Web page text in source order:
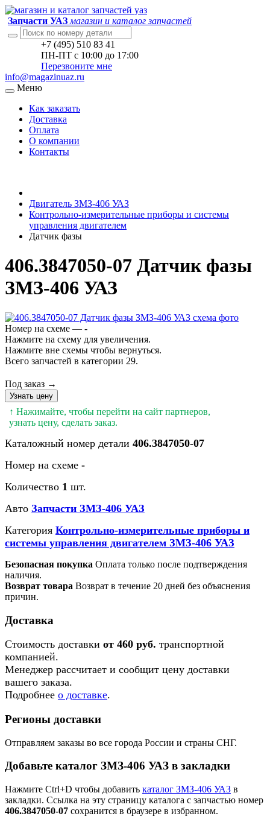
Запчасти УАЗ магазин и каталог запчастей
+7 (495) 510 83 41
ПН-ПТ с 10:00 до 17:00
Перезвоните мне
info@magazinuaz.ru
Меню
Как заказать
Доставка
Оплата
О компании
Контакты
Двигатель ЗМЗ-406 УАЗ
Контрольно-измерительные приборы и системы
управления двигателем
Датчик фазы
406.3847050-07 Датчик фазы
ЗМЗ-406 УАЗ
Номер на схеме — -
Нажмите на схему для увеличения.
Нажмите вне схемы чтобы вернуться.
Всего запчастей в категории 29.
Под заказ →
Узнать цену
↑ Нажимайте, чтобы перейти на сайт партнеров,
узнать цену, сделать заказ.
Каталожный номер детали 406.3847050-07
Номер на схеме -
Количество 1 шт.
Авто Запчасти ЗМЗ-406 УАЗ
Категория Контрольно-измерительные приборы и
системы управления двигателем ЗМЗ-406 УАЗ
Безопасная покупка Оплата только после подтверждения
наличия.
Возврат товара Возврат в течение 20 дней без объяснения
причин.
Доставка
Стоимость доставки от 460 руб. транспортной
компанией.
Менеджер рассчитает и сообщит цену доставки
вашего заказа.
Подробнее о доставке.
Регионы доставки
Отправляем заказы во все города России и страны СНГ.
Добавьте каталог ЗМЗ-406 УАЗ в закладки
Нажмите Ctrl+D чтобы добавить каталог ЗМЗ-406 УАЗ в
закладки. Ссылка на эту страницу каталога с запчастью номер
406.3847050-07 сохранится в браузере в избранном.